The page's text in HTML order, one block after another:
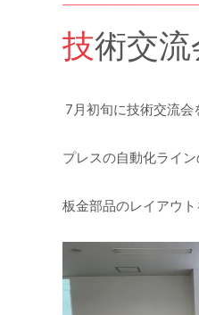
技術交
7月初旬に技術交流会
プレスの自動化ライ
板金部品のレイアウト